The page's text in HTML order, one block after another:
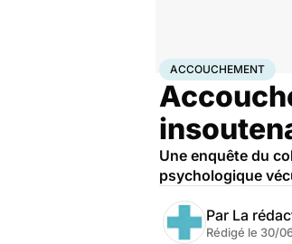
AccueilFamilleGrossesse
ACCOUCHEMENT
Une enquête du
psychologique
Par La
Rédigé le 30/